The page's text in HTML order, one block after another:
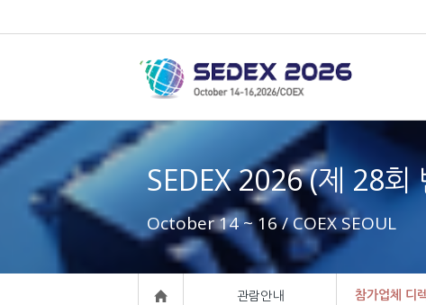
SEDEX 2026 (제 28회
October 14 ~ 16 / COEX SEOUL
관람안내 참가업체 디